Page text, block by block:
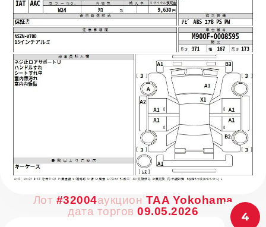
Лот #32004аукцион TAA Yokohama
дата торгов 09.05.2026 4